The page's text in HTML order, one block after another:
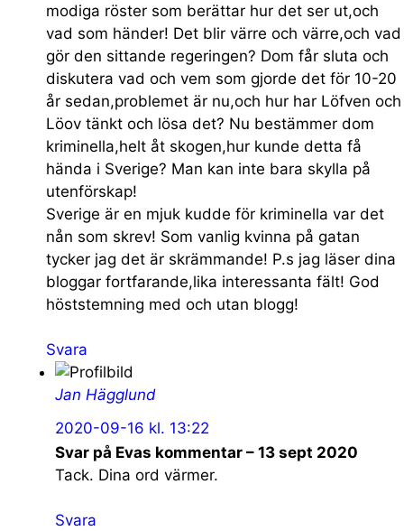
modiga röster som berättar hur det ser ut,och
vad som händer! Det blir värre och värre,och vad
gör den sittande regeringen? Dom får sluta och
diskutera vad och vem som gjorde det för 10-20
år sedan,problemet är nu,och hur har Löfven och
Löov tänkt och lösa det? Nu bestämmer dom
kriminella,helt åt skogen,hur kunde detta få
hända i Sverige? Man kan inte bara skylla på
utenförskap!
Sverige är en mjuk kudde för kriminella var det
nån som skrev! Som vanlig kvinna på gatan
tycker jag det är skrämmande! P.s jag läser dina
bloggar fortfarande,lika interessanta fält! God
höststemning med och utan blogg!
Svara
Jan Hägglund
2020-09-16 kl. 13:22
Svar på Evas kommentar – 13 sept 2020
Tack. Dina ord värmer.
Svara